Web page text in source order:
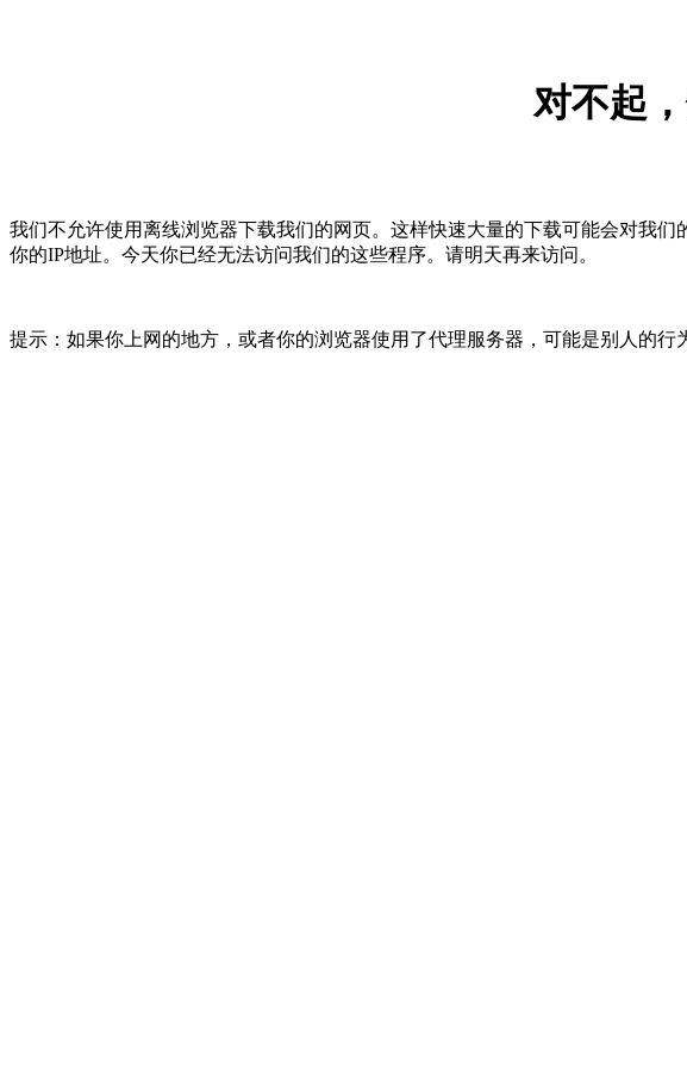
对不起
我们不允许使用离线浏览器下载我们的网页。这样快速大量的下载可能会对我
你的IP地址。今天你已经无法访问我们的这些程序。请明天再来访问。
提示：如果你上网的地方，或者你的浏览器使用了代理服务器，可能是别人的